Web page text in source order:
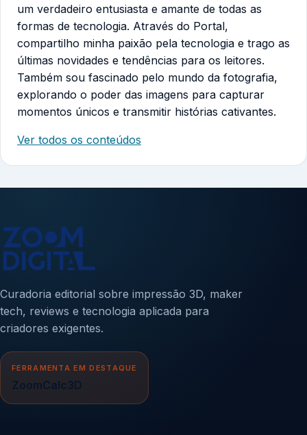
um verdadeiro entusiasta e amante de todas as
formas de tecnologia. Através do Portal,
compartilho minha paixão pela tecnologia e trago as
últimas novidades e tendências para os leitores.
Também sou fascinado pelo mundo da fotografia,
explorando o poder das imagens para capturar
momentos únicos e transmitir histórias cativantes.
Ver todos os conteúdos
Curadoria editorial sobre impressão 3D, maker
tech, reviews e tecnologia aplicada para
criadores exigentes.
FERRAMENTA EM DESTAQUE
ZoomCalc3D